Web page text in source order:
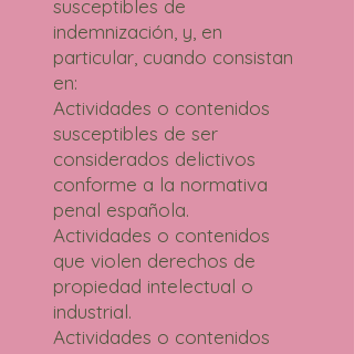
susceptibles de
indemnización, y, en
particular, cuando consistan
en:
Actividades o contenidos
susceptibles de ser
considerados delictivos
conforme a la normativa
penal española.
Actividades o contenidos
que violen derechos de
propiedad intelectual o
industrial.
Actividades o contenidos